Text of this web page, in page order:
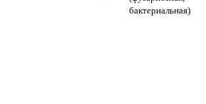
бактериальная)